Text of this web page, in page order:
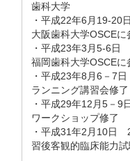
歯科大学
・平成22年6月19-
大阪歯科大学OSCEに
・平成23年3月5-6
福岡歯科大学OSCEに
・平成23年8月6－7
ランニング講習会修了
・平成29年12月5－
ワークショップ修了
・平成31年2月10日
習後客観的臨床能力